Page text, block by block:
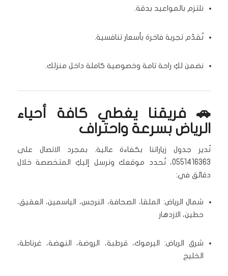
نلتزم بالمواعيد بدقة.
نُقدّم تجربة فاخرة بأسعار تنافسية.
نضمن لكِ راحة تامة وخصوصية كاملة داخل منزلك.
🚗 فريقنا يغطي كافة أحياء
الرياض بسرعة واحتراف
نُدير جدول زياراتنا بكفاءة عالية. بمجرد الاتصال على
0551416363، نُحدد موقعك ونرسل إليكِ المتخصصة خلال
دقائق في:
شمال الرياض: الملقا، الصحافة، النرجس، الياسمين، العقيق،
حطين، الازدهار
شرق الرياض: اليرموك، قرطبة، الروضة، النهضة، غرناطة،
الخليج